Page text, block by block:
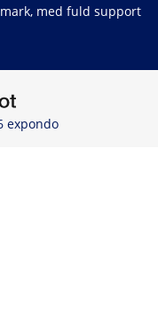
med fuld support
expondo